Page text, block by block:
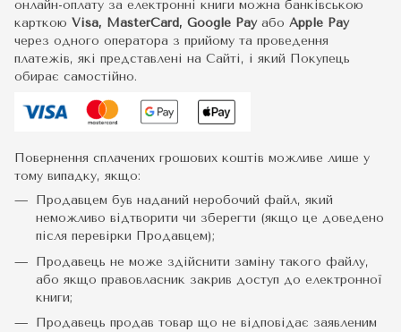
онлайн-оплату за електронні книги можна банківською
карткою Visa, MasterCard, Google Pay або Apple Pay
через одного оператора з прийому та проведення
платежів, які представлені на Сайті, і який Покупець
обирає самостійно.
Повернення сплачених грошових коштів можливе лише у
тому випадку, якщо:
Продавцем був наданий неробочий файл, який
неможливо відтворити чи зберегти (якщо це доведено
після перевірки Продавцем);
Продавець не може здійснити заміну такого файлу,
або якщо правовласник закрив доступ до електронної
книги;
Продавець продав товар що не відповідає заявленим